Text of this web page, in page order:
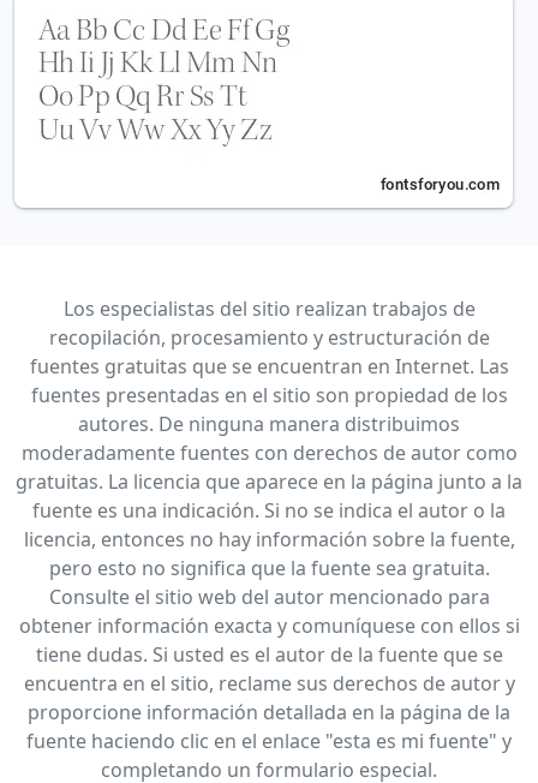
Los especialistas del sitio realizan trabajos de
recopilación, procesamiento y estructuración de
fuentes gratuitas que se encuentran en Internet. Las
fuentes presentadas en el sitio son propiedad de los
autores. De ninguna manera distribuimos
moderadamente fuentes con derechos de autor como
gratuitas. La licencia que aparece en la página junto a la
fuente es una indicación. Si no se indica el autor o la
licencia, entonces no hay información sobre la fuente,
pero esto no significa que la fuente sea gratuita.
Consulte el sitio web del autor mencionado para
obtener información exacta y comuníquese con ellos si
tiene dudas. Si usted es el autor de la fuente que se
encuentra en el sitio, reclame sus derechos de autor y
proporcione información detallada en la página de la
fuente haciendo clic en el enlace "esta es mi fuente" y
completando un formulario especial.